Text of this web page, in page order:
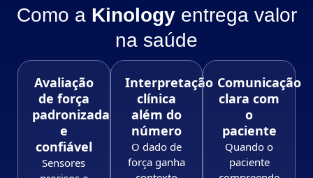
Como a Kinologyentrega valor
na saúde
Avaliação
de força
padronizada
e
confiável
Sensores
Interpretação
clínica
além do
número
O dado de
força ganha
Comunicação
clara com
o
paciente
Quando o
paciente